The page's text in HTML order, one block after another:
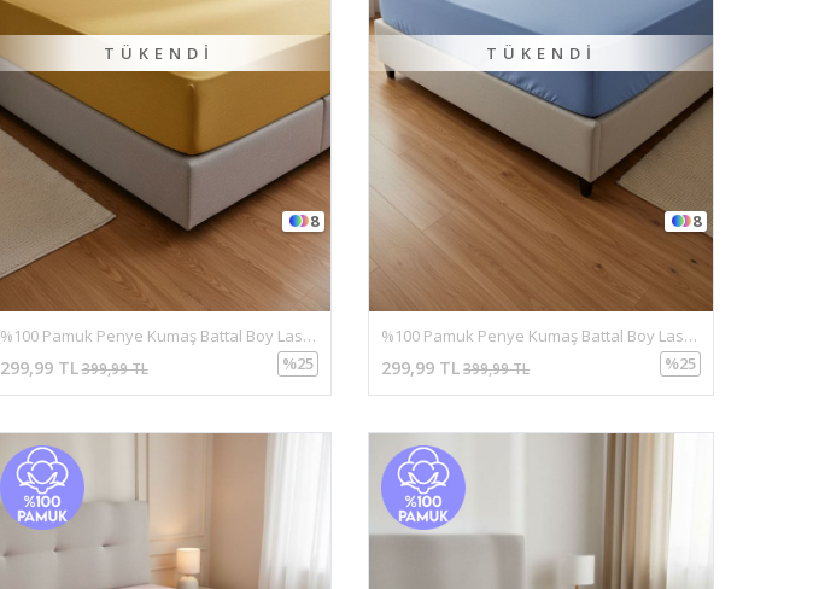
TÜKENDI
8
%100 Pamuk Penye Kumaş Battal Boy Lastikli Çarşaf Sarı
299,99 TL399,99 TL %25
TÜKENDI
8
%100 Pamuk Penye Kumaş Battal Boy Lastikli Çarşaf Mavi
299,99 TL399,99 TL %25